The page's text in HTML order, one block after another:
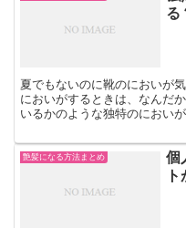
る
夏でもないのに靴のにおいが
においがするときは、なんだ
いるかのような独特のにおい
艶髪になる方法まとめ
個